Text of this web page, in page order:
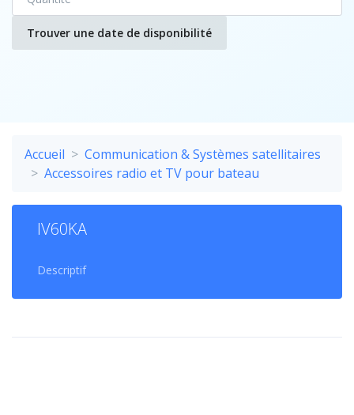
Trouver une date de disponibilité
Accueil
Communication & Systèmes satellitaires
Accessoires radio et TV pour bateau
IV60KA
Descriptif